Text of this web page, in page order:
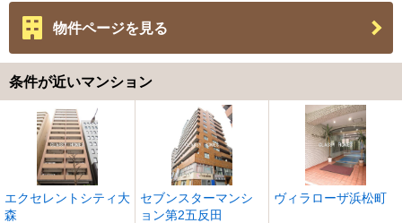
物件ページを見る
条件が近いマンション
エクセレントシティ大
森
セブンスターマンシ
ョン第2五反田
ヴィラローザ浜松町